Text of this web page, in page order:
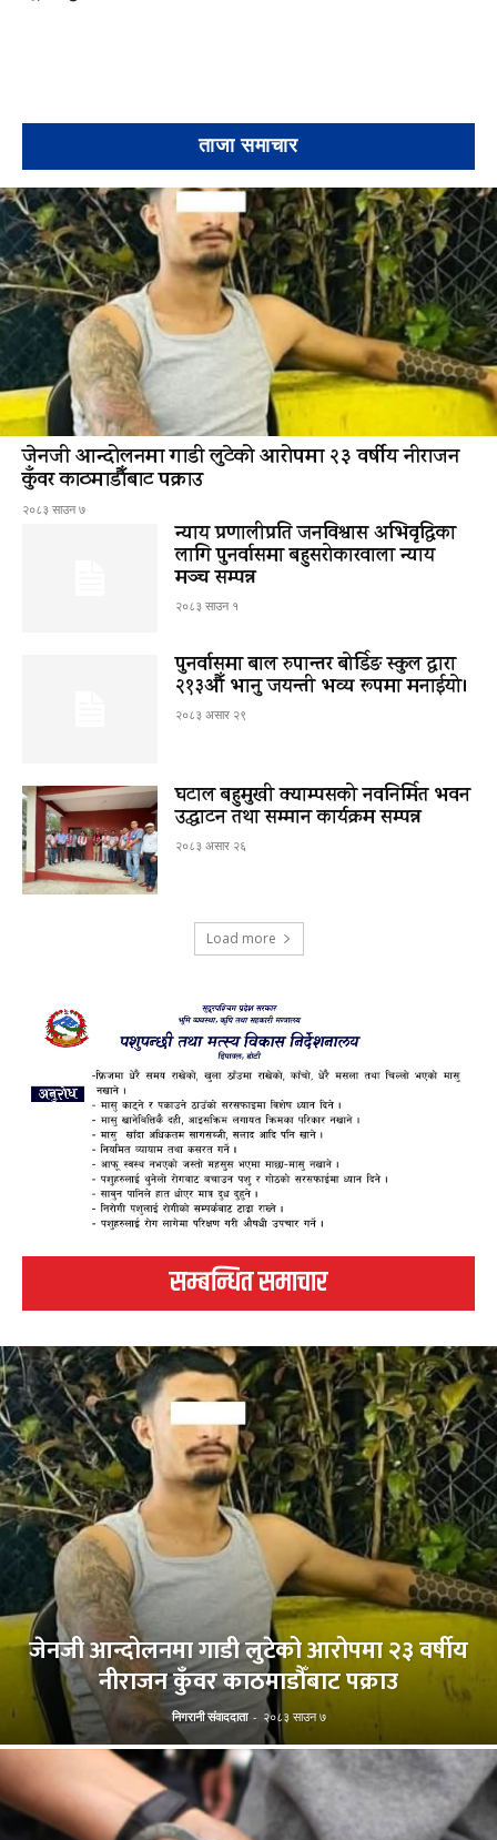
ताजा समाचार
जेनजी आन्दोलनमा गाडी लुटेको आरोपमा २३ वर्षीय नीराजन
कुँवर काठमाडौँबाट पक्राउ
२०८३ साउन ७
न्याय प्रणालीप्रति जनविश्वास अभिवृद्धिका
लागि पुनर्वासमा बहुसरोकारवाला न्याय
मञ्च सम्पन्न
२०८३ साउन १
पुनर्वासमा बाल रुपान्तर बोर्डिङ स्कुल द्धारा
२१३औँ भानु जयन्ती भव्य रूपमा मनाईयो।
२०८३ असार २९
घटाल बहुमुखी क्याम्पसको नवनिर्मित भवन
उद्घाटन तथा सम्मान कार्यक्रम सम्पन्न
२०८३ असार २६
Load more
सम्बन्धित समाचार
जेनजी आन्दोलनमा गाडी लुटेको आरोपमा २३ वर्षीय
नीराजन कुँवर काठमाडौँबाट पक्राउ
निगरानी संवाददाता - २०८३ साउन ७